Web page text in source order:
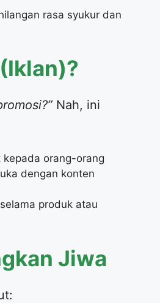
rasa syukur dan
Nah, ini
orang-orang
dengan konten
produk atau
Jiwa